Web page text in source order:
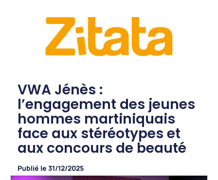
VWA Jénès :
l’engagement des jeunes
hommes martiniquais
face aux stéréotypes et
aux concours de beauté
Publié le 31/12/2025